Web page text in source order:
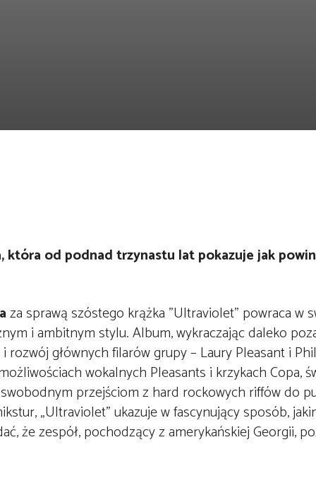
która od podnad trzynastu lat pokazuje jak
za sprawą szóstego krążka ”Ultraviolet” powraca w
i ambitnym stylu. Album, wykraczając daleko
głównych filarów grupy – Laury Pleasant i
wokalnych Pleasants i krzykach Copa,
przejściom z hard rockowych riffów do
„Ultraviolet” ukazuje w fascynujący sposób,
że zespół, pochodzący z amerykańskiej Georgii,